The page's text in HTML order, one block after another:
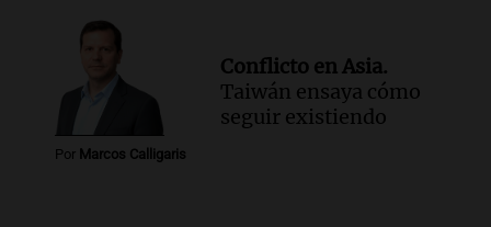
Por Marcos Calligaris
Conflicto en Asia.
Taiwán ensaya cómo
seguir existiendo